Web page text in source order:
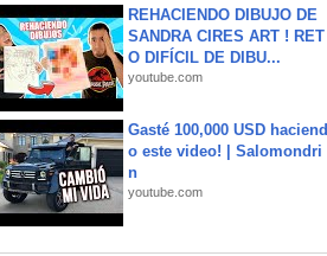
REHACIENDO DIBUJO DE
SANDRA CIRES ART ! RET
O DIFÍCIL DE DIBU...
youtube.com
Gasté 100,000 USD haciend
o este video! | Salomondri
n
youtube.com